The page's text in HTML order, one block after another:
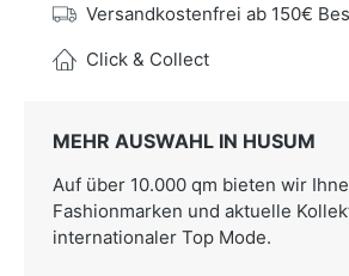
Versandkostenfrei ab 150€
Click & Collect
MEHR AUSWAHL IN HUSUM
Auf über 10.000 qm bieten wir
Fashionmarken und aktuelle
internationaler Top Mode.